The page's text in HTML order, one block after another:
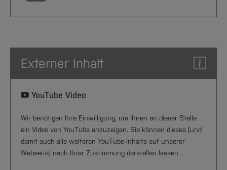
Externer Inhalt
YouTube Video
Wir benötigen Ihre Einwilligung, um Ihnen an dieser Stelle
ein Video von YouTube anzuzeigen. Sie können dieses (und
damit auch alle weiteren YouTube-Inhalte auf unserer
Webseite) nach Ihrer Zustimmung darstellen lassen.